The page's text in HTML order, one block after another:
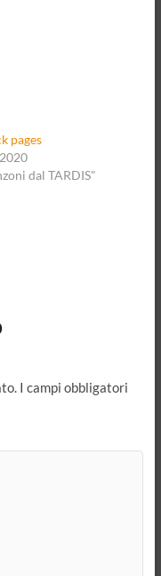
pages
dal TARDIS"
I campi obbligatori